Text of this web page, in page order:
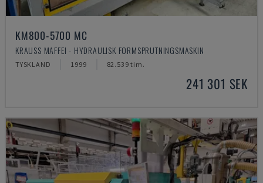
KM800-5700 MC
KRAUSS MAFFEI - HYDRAULISK FORMSPRUTNINGSMASKIN
TYSKLAND 1999 82.539 tim.
241 301 SEK